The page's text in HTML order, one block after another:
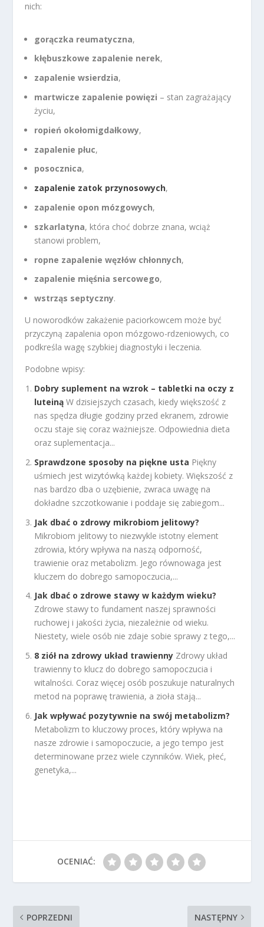
nich:
gorączka reumatyczna,
kłębuszkowe zapalenie nerek,
zapalenie wsierdzia,
martwicze zapalenie powięzi – stan zagrażający
życiu,
ropień okołomigdałkowy,
zapalenie płuc,
posocznica,
zapalenie zatok przynosowych,
zapalenie opon mózgowych,
szkarlatyna, która choć dobrze znana, wciąż
stanowi problem,
ropne zapalenie węzłów chłonnych,
zapalenie mięśnia sercowego,
wstrząs septyczny.
U noworodków zakażenie paciorkowcem może być
przyczyną zapalenia opon mózgowo-rdzeniowych, co
podkreśla wagę szybkiej diagnostyki i leczenia.
Podobne wpisy:
Dobry suplement na wzrok – tabletki na oczy z
luteiną W dzisiejszych czasach, kiedy większość z
nas spędza długie godziny przed ekranem, zdrowie
oczu staje się coraz ważniejsze. Odpowiednia dieta
oraz suplementacja...
Sprawdzone sposoby na piękne usta Piękny
uśmiech jest wizytówką każdej kobiety. Większość z
nas bardzo dba o uzębienie, zwraca uwagę na
dokładne szczotkowanie i poddaje się zabiegom...
Jak dbać o zdrowy mikrobiom jelitowy?
Mikrobiom jelitowy to niezwykle istotny element
zdrowia, który wpływa na naszą odporność,
trawienie oraz metabolizm. Jego równowaga jest
kluczem do dobrego samopoczucia,...
Jak dbać o zdrowe stawy w każdym wieku?
Zdrowe stawy to fundament naszej sprawności
ruchowej i jakości życia, niezależnie od wieku.
Niestety, wiele osób nie zdaje sobie sprawy z tego,...
8 ziół na zdrowy układ trawienny Zdrowy układ
trawienny to klucz do dobrego samopoczucia i
witalności. Coraz więcej osób poszukuje naturalnych
metod na poprawę trawienia, a zioła stają...
Jak wpływać pozytywnie na swój metabolizm?
Metabolizm to kluczowy proces, który wpływa na
nasze zdrowie i samopoczucie, a jego tempo jest
determinowane przez wiele czynników. Wiek, płeć,
genetyka,...
OCENIAĆ:
POPRZEDNI NASTĘPNY